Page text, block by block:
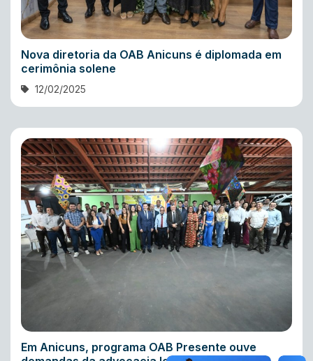
Nova diretoria da OAB Anicuns é diplomada em
cerimônia solene
12/02/2025
Em Anicuns, programa OAB Presente ouve